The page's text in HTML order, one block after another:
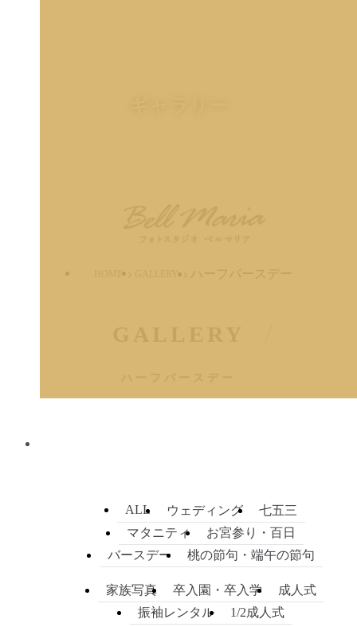
GALLERY ハーフバースデー
ALL ウェディング
七五三
マタニティ
お宮参り・百日
バースデー
桃の節句・端午の節句
家族写真 卒入園・卒入学
成人式
振袖レンタル
1/2成人式